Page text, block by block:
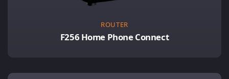
ROUTER
F256 Home Phone Connect